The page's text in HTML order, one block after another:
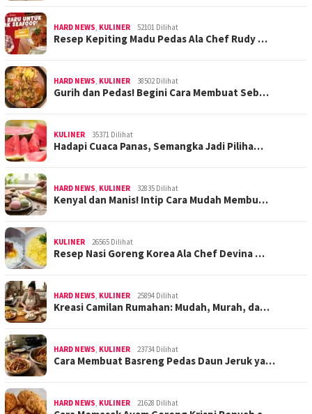
HARD NEWS, KULINER 52101 Dilihat
Resep Kepiting Madu Pedas Ala Chef Rudy …
HARD NEWS, KULINER 38502 Dilihat
Gurih dan Pedas! Begini Cara Membuat Seb…
KULINER 35371 Dilihat
Hadapi Cuaca Panas, Semangka Jadi Piliha…
HARD NEWS, KULINER 32835 Dilihat
Kenyal dan Manis! Intip Cara Mudah Membu…
KULINER 26565 Dilihat
Resep Nasi Goreng Korea Ala Chef Devina …
HARD NEWS, KULINER 25894 Dilihat
Kreasi Camilan Rumahan: Mudah, Murah, da…
HARD NEWS, KULINER 23734 Dilihat
Cara Membuat Basreng Pedas Daun Jeruk ya…
HARD NEWS, KULINER 21628 Dilihat